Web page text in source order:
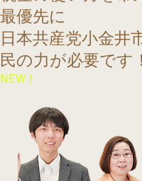
最優先に
日本共産党小金井
民の力が必要です！
​NEW！